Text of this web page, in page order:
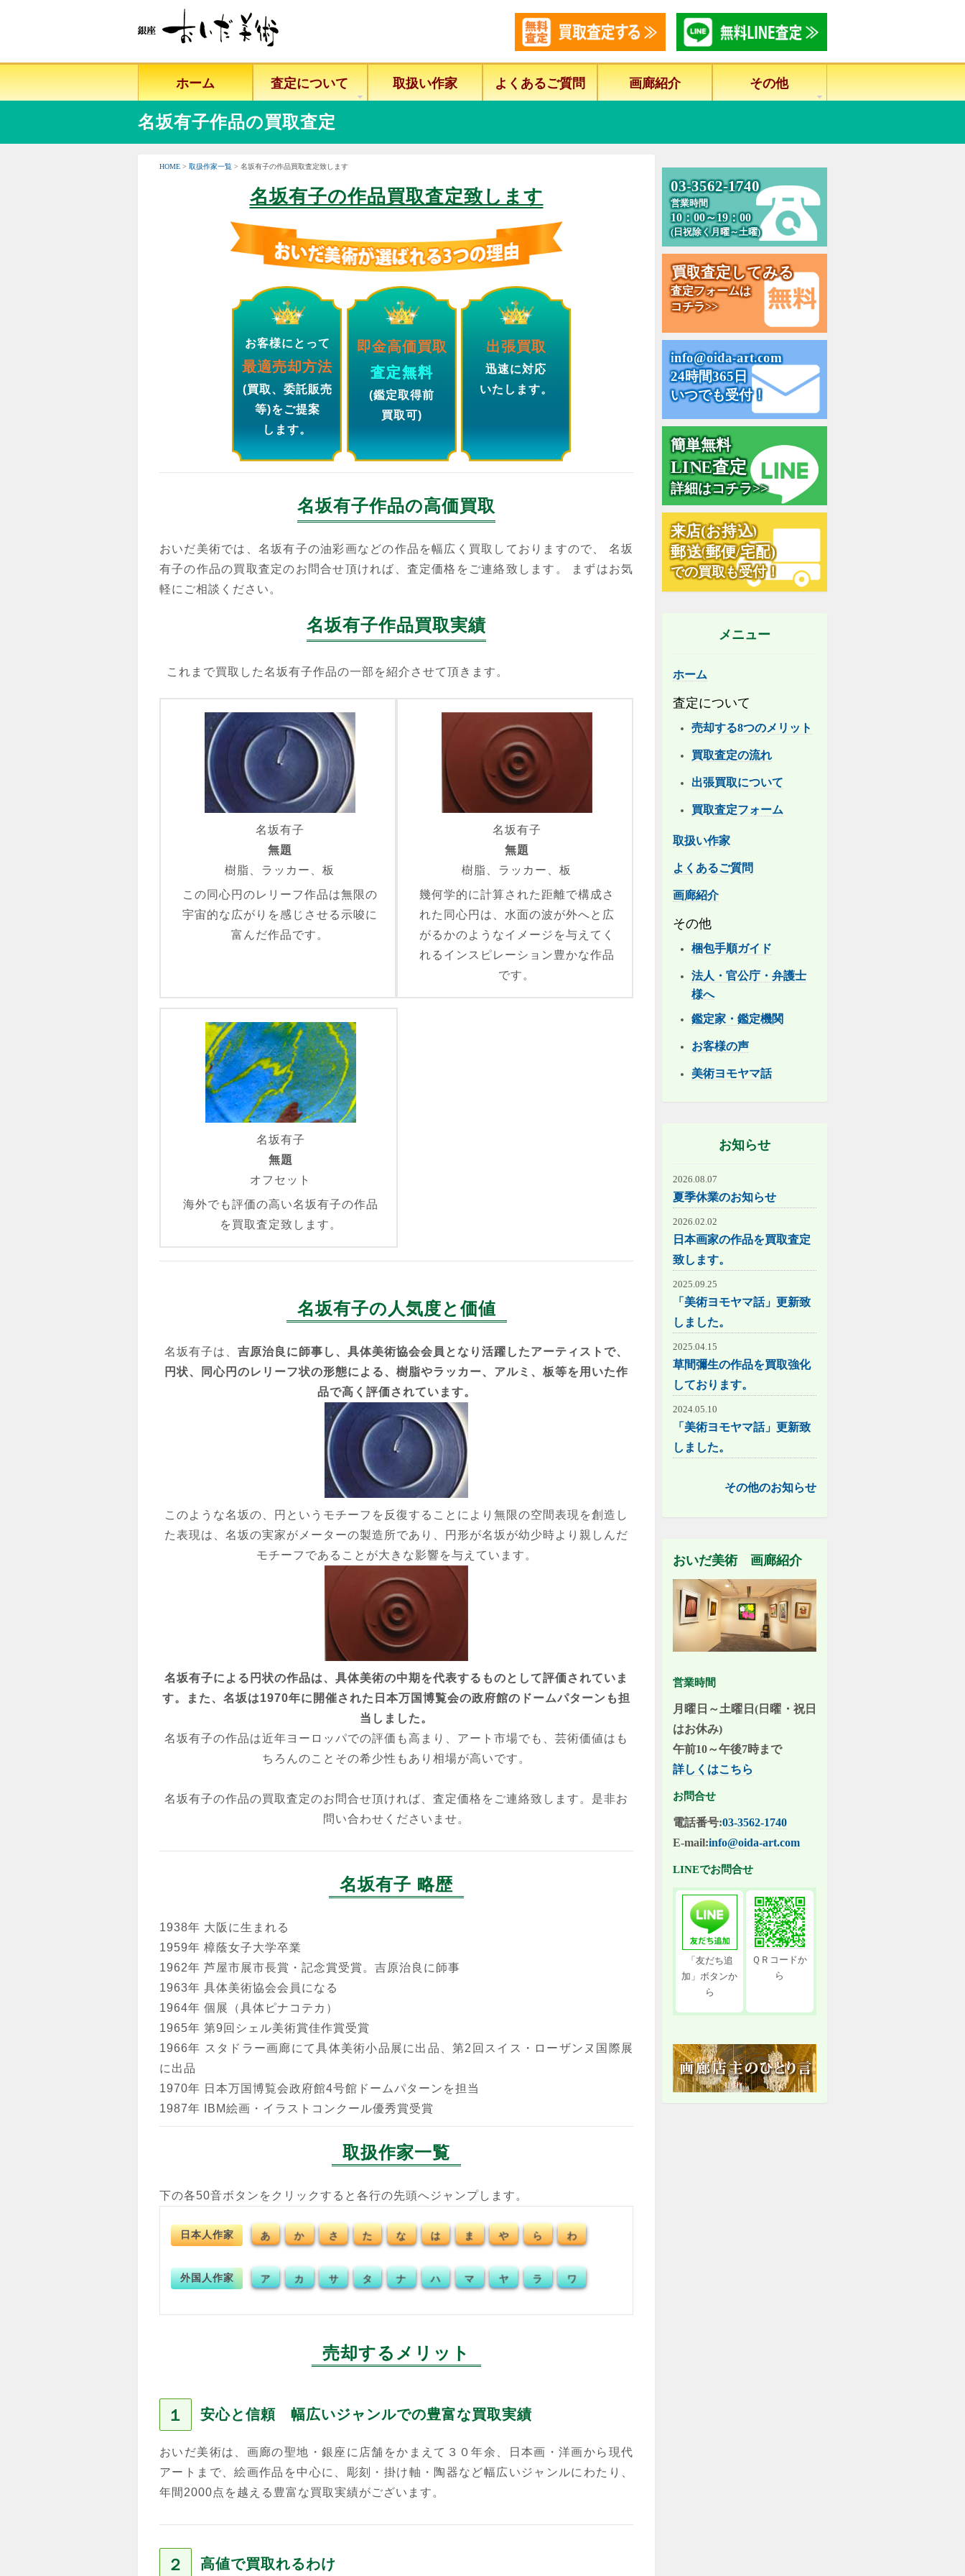
ホーム 査定について 取扱い作家 よくあるご質問 画廊紹介 その他
名坂有子作品の買取査定
HOME > 取扱作家一覧 > 名坂有子の作品買取査定致します
名坂有子の作品買取査定致します
お客様にとって
最適売却方法
(買取、委託販売
等)をご提案
します。
即金高価買取
査定無料
(鑑定取得前
買取可)
出張買取
迅速に対応
いたします。
名坂有子作品の高価買取
おいだ美術では、名坂有子の油彩画などの作品を幅広く買取しておりますので、 名坂
有子の作品の買取査定のお問合せ頂ければ、査定価格をご連絡致します。 まずはお気
軽にご相談ください。
名坂有子作品買取実績
これまで買取した名坂有子作品の一部を紹介させて頂きます。
名坂有子
無題
樹脂、ラッカー、板
この同心円のレリーフ作品は無限の
宇宙的な広がりを感じさせる示唆に
富んだ作品です。
名坂有子
無題
樹脂、ラッカー、板
幾何学的に計算された距離で構成さ
れた同心円は、水面の波が外へと広
がるかのようなイメージを与えてく
れるインスピレーション豊かな作品
です。
名坂有子
無題
オフセット
海外でも評価の高い名坂有子の作品
を買取査定致します。
名坂有子の人気度と価値
名坂有子は、 吉原治良に師事し、具体美術協会会員となり活躍したアーティストで、
円状、同心円のレリーフ状の形態による、樹脂やラッカー、アルミ、板等を用いた作
品で高く評価されています。
このような名坂の、円というモチーフを反復することにより無限の空間表現を創造し
た表現は、名坂の実家がメーターの製造所であり、円形が名坂が幼少時より親しんだ
モチーフであることが大きな影響を与えています。
名坂有子による円状の作品は、具体美術の中期を代表するものとして評価されていま
す。また、名坂は1970年に開催された日本万国博覧会の政府館のドームパターンも担
当しました。
名坂有子の作品は近年ヨーロッパでの評価も高まり、アート市場でも、芸術価値はも
ちろんのことその希少性もあり相場が高いです。
名坂有子の作品の買取査定のお問合せ頂ければ、査定価格をご連絡致します。是非お
問い合わせくださいませ。
名坂有子 略歴
1938年 大阪に生まれる
1959年 樟蔭女子大学卒業
1962年 芦屋市展市長賞・記念賞受賞。吉原治良に師事
1963年 具体美術協会会員になる
1964年 個展（具体ピナコテカ）
1965年 第9回シェル美術賞佳作賞受賞
1966年 スタドラー画廊にて具体美術小品展に出品、第2回スイス・ローザンヌ国際展
に出品
1970年 日本万国博覧会政府館4号館ドームパターンを担当
1987年 IBM絵画・イラストコンクール優秀賞受賞
取扱作家一覧
下の各50音ボタンをクリックすると各行の先頭へジャンプします。
日本人作家 あ か さ た な は ま や ら わ
外国人作家 ア カ サ タ ナ ハ マ ヤ ラ ワ
売却するメリット
１ 安心と信頼 幅広いジャンルでの豊富な買取実績
おいだ美術は、画廊の聖地・銀座に店舗をかまえて３０年余、日本画・洋画から現代
アートまで、絵画作品を中心に、彫刻・掛け軸・陶器など幅広いジャンルにわたり、
年間2000点を越える豊富な買取実績がございます。
２ 高値で買取れるわけ
03-3562-1740
営業時間
10：00～19：00
(日祝除く月曜～土曜)
買取査定してみる
査定フォームは
コチラ>>
info@oida-art.com
24時間365日
いつでも受付！
簡単無料
LINE査定
詳細はコチラ>>
来店(お持込)
郵送(郵便/宅配)
での買取も受付！
メニュー
ホーム
査定について
売却する8つのメリット
買取査定の流れ
出張買取について
買取査定フォーム
取扱い作家
よくあるご質問
画廊紹介
その他
梱包手順ガイド
法人・官公庁・弁護士
様へ
鑑定家・鑑定機関
お客様の声
美術ヨモヤマ話
お知らせ
2026.08.07
夏季休業のお知らせ
2026.02.02
日本画家の作品を買取査定
致します。
2025.09.25
「美術ヨモヤマ話」更新致
しました。
2025.04.15
草間彌生の作品を買取強化
しております。
2024.05.10
「美術ヨモヤマ話」更新致
しました。
その他のお知らせ
おいだ美術 画廊紹介
営業時間
月曜日～土曜日(日曜・祝日
はお休み)
午前10～午後7時まで
詳しくはこちら
お問合せ
電話番号:03-3562-1740
E-mail:info@oida-art.com
LINEでお問合せ
「友だち追
加」ボタンか
ら
ＱＲコードか
ら